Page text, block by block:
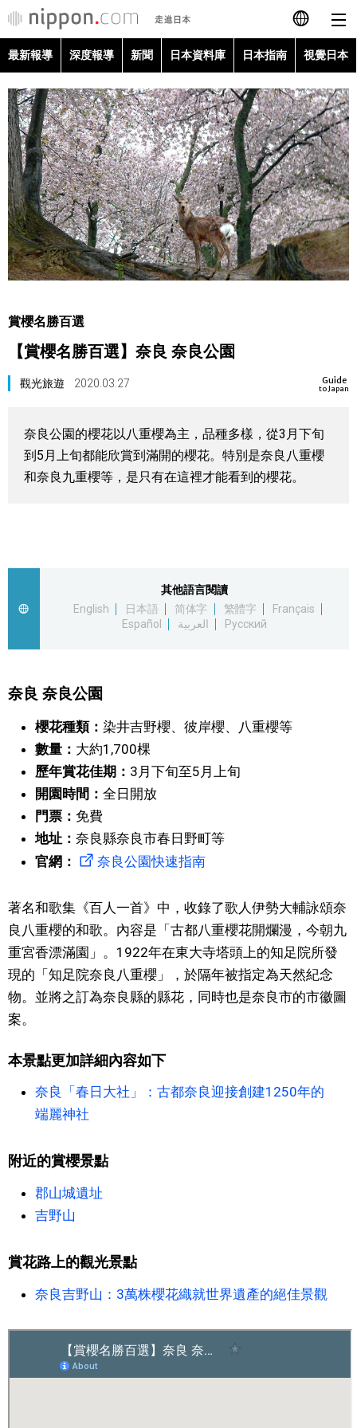
日本語
English
简体字
Français
Español
العربية
最新報導
深度報導
新聞
視覺日本
臺灣香港
更多
政治外交
社會
財經
文化
科學技術
生活
娛樂
教育
工作勞動
家庭
醫療健康
語言
東京
最新報導 深度報導 新聞 日本資料庫 日本指南 視覺日本
賞櫻名勝百選
【賞櫻名勝百選】奈良 奈良公園
Guide
to Japan
觀光旅遊 2020.03.27
奈良公園的櫻花以八重櫻為主，品種多樣，從3月下旬
到5月上旬都能欣賞到滿開的櫻花。特別是奈良八重櫻
和奈良九重櫻等，是只有在這裡才能看到的櫻花。
其他語言閱讀
English
日本語 简体字 繁體字
Français
Español
العربية Русский
奈良 奈良公園
櫻花種類： 染井吉野櫻、彼岸櫻、八重櫻等
數量： 大約1,700棵
歷年賞花佳期： 3月下旬至5月上旬
開園時間： 全日開放
門票： 免費
地址： 奈良縣奈良市春日野町等
官網：
奈良公園快速指南
著名和歌集《百人一首》中，收錄了歌人伊勢大輔詠頌奈
良八重櫻的和歌。內容是「古都八重櫻花開爛漫，今朝九
重宮香漂滿園」。1922年在東大寺塔頭上的知足院所發
現的「知足院奈良八重櫻」，於隔年被指定為天然紀念
物。並將之訂為奈良縣的縣花，同時也是奈良市的市徽圖
案。
本景點更加詳細內容如下
奈良「春日大社」：古都奈良迎接創建1250年的
端麗神社
附近的賞櫻景點
郡山城遺址
吉野山
賞花路上的觀光景點
奈良吉野山：3萬株櫻花織就世界遺產的絕佳景觀